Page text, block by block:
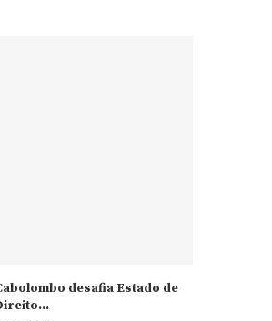
desafia Estado de